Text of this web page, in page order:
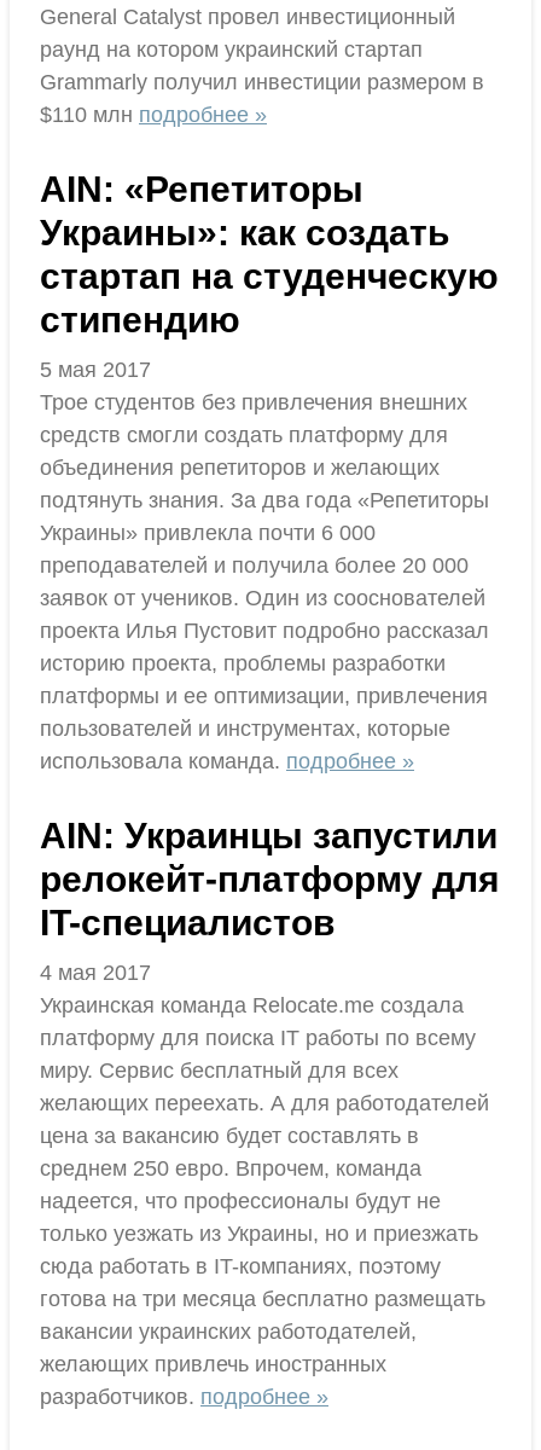
General Catalyst провел инвестиционный
раунд на котором украинский стартап
Grammarly получил инвестиции размером в
$110 млн подробнее »
AIN: «Репетиторы
Украины»: как создать
стартап на студенческую
стипендию
5 мая 2017
Трое студентов без привлечения внешних
средств смогли создать платформу для
объединения репетиторов и желающих
подтянуть знания. За два года «Репетиторы
Украины» привлекла почти 6 000
преподавателей и получила более 20 000
заявок от учеников. Один из сооснователей
проекта Илья Пустовит подробно рассказал
историю проекта, проблемы разработки
платформы и ее оптимизации, привлечения
пользователей и инструментах, которые
использовала команда. подробнее »
AIN: Украинцы запустили
релокейт-платформу для
IT-специалистов
4 мая 2017
Украинская команда Relocate.me создала
платформу для поиска IT работы по всему
миру. Сервис бесплатный для всех
желающих переехать. А для работодателей
цена за вакансию будет составлять в
среднем 250 евро. Впрочем, команда
надеется, что профессионалы будут не
только уезжать из Украины, но и приезжать
сюда работать в IT-компаниях, поэтому
готова на три месяца бесплатно размещать
вакансии украинских работодателей,
желающих привлечь иностранных
разработчиков. подробнее »